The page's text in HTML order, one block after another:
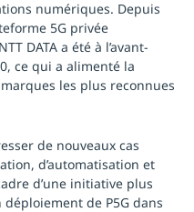
numériques. Depuis
5G privée
DATA a été à l’avant-
ce qui a alimenté la
les plus reconnues
de nouveaux cas
d’automatisation et
d’une initiative plus
déploiement de P5G dans